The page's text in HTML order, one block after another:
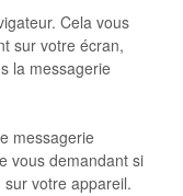
Cela vous
sur votre écran,
la messagerie
messagerie
vous demandant si
votre appareil.